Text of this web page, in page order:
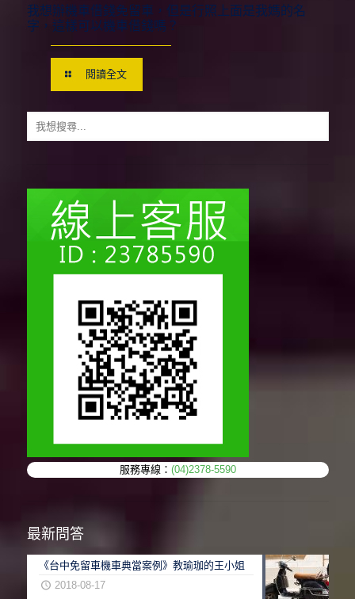
我想辦機車借錢免留車，但是行照上面是我媽的名
字，這樣可以機車借錢嗎？
閱讀全文
服務專線： (04)2378-5590
最新問答
《台中免留車機車典當案例》教瑜珈的王小姐
2018-08-17